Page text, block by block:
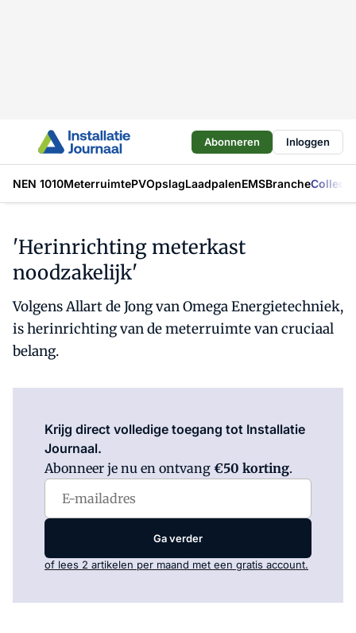
Abonneren Inloggen
NEN 1010MeterruimtePVOpslagLaadpalenEMSBranche
'Herinrichting meterkast
noodzakelijk'
Volgens Allart de Jong van Omega Energietechniek,
is herinrichting van de meterruimte van cruciaal
belang.
Krijg direct volledige toegang tot Installatie
Journaal.
Abonneer je nu en ontvang €50 korting.
Ga verder
of lees 2 artikelen per maand met een gratis account.